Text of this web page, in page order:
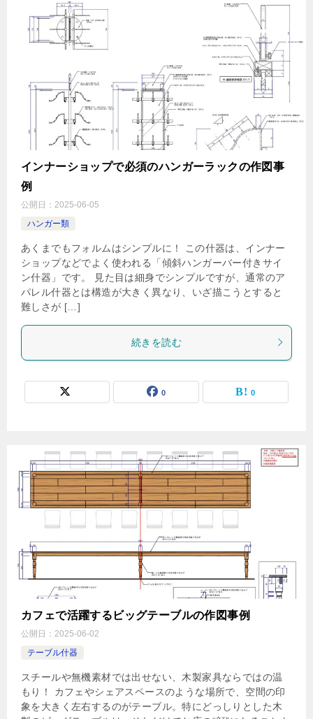
インナーショップで必須のハンガーラックの作図事
例
公開日： 2025-06-05
ハンガー類
あくまでもフォルムはシンプルに！ この什器は、インナー
ショップなどでよく使われる「傾斜ハンガーバー付きサイ
ン什器」です。 見た目は細身でシンプルですが、通常のア
パレル什器とは構造が大きく異なり、いざ描こうとすると
難しさが […]
続きを読む
0 0
カフェで活躍するビッグテーブルの作図事例
公開日： 2025-06-02
テーブル什器
スチールや無機素材では出せない、木製家具ならではの温
もり！ カフェやシェアスペースのような場所で、空間の印
象を大きく左右するのがテーブル。特にどっしりとした木